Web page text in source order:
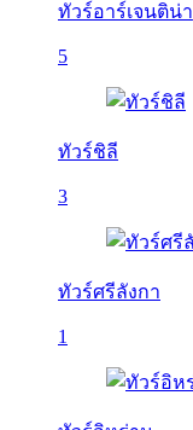
ทัวร์อาร์เจนติน่า
5
ทัวร์ชิลี
3
ทัวร์ศรีลังกา
1